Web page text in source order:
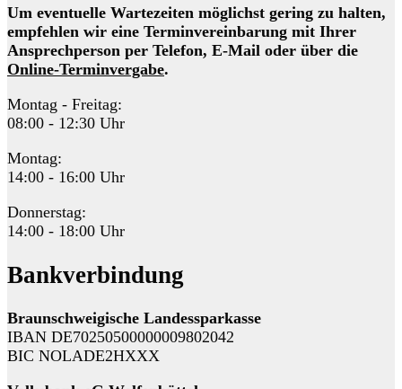
Um eventuelle Wartezeiten möglichst gering zu halten,
empfehlen wir eine Terminvereinbarung mit Ihrer
Ansprechperson per Telefon, E-Mail oder über die
Online-Terminvergabe.
Montag - Freitag:
08:00 - 12:30 Uhr
Montag:
14:00 - 16:00 Uhr
Donnerstag:
14:00 - 18:00 Uhr
Bankverbindung
Braunschweigische Landessparkasse
IBAN DE70250500000009802042
BIC NOLADE2HXXX